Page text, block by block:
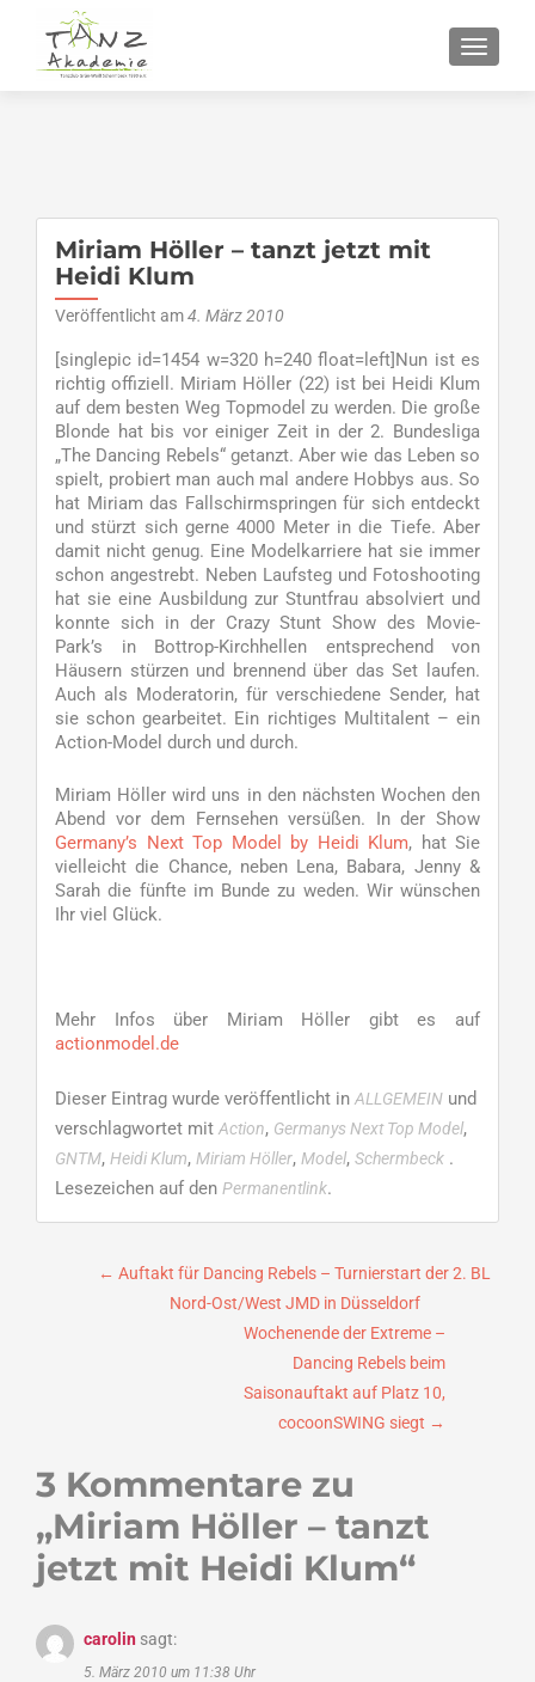
Miriam Höller – tanzt jetzt mit
Heidi Klum
Veröffentlicht am4. März 2010
[singlepic id=1454 w=320 h=240 float=left]Nun ist es
richtig offiziell. Miriam Höller (22) ist bei Heidi Klum
auf dem besten Weg Topmodel zu werden. Die große
Blonde hat bis vor einiger Zeit in der 2. Bundesliga
„The Dancing Rebels“ getanzt. Aber wie das Leben so
spielt, probiert man auch mal andere Hobbys aus. So
hat Miriam das Fallschirmspringen für sich entdeckt
und stürzt sich gerne 4000 Meter in die Tiefe. Aber
damit nicht genug. Eine Modelkarriere hat sie immer
schon angestrebt. Neben Laufsteg und Fotoshooting
hat sie eine Ausbildung zur Stuntfrau absolviert und
konnte sich in der Crazy Stunt Show des Movie-
Park’s in Bottrop-Kirchhellen entsprechend von
Häusern stürzen und brennend über das Set laufen.
Auch als Moderatorin, für verschiedene Sender, hat
sie schon gearbeitet. Ein richtiges Multitalent – ein
Action-Model durch und durch.
Miriam Höller wird uns in den nächsten Wochen den
Abend vor dem Fernsehen versüßen. In der Show
Germany’s Next Top Model by Heidi Klum, hat Sie
vielleicht die Chance, neben Lena, Babara, Jenny &
Sarah die fünfte im Bunde zu weden. Wir wünschen
Ihr viel Glück.
Mehr Infos über Miriam Höller gibt es auf
actionmodel.de
Dieser Eintrag wurde veröffentlicht in ALLGEMEIN und
verschlagwortet mit Action, Germanys Next Top Model,
GNTM, Heidi Klum, Miriam Höller, Model, Schermbeck .
Lesezeichen auf den Permanentlink.
Beitragsnavigation
← Auftakt für Dancing Rebels – Turnierstart der 2. BL
Nord-Ost/West JMD in Düsseldorf
Wochenende der Extreme –
Dancing Rebels beim
Saisonauftakt auf Platz 10,
cocoonSWING siegt →
3 Kommentare zu
„Miriam Höller – tanzt
jetzt mit Heidi Klum“
carolin sagt:
5. März 2010 um 11:38 Uhr